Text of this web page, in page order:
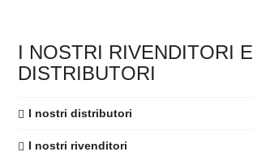
I NOSTRI RIVENDITORI E
DISTRIBUTORI
I nostri distributori
I nostri rivenditori